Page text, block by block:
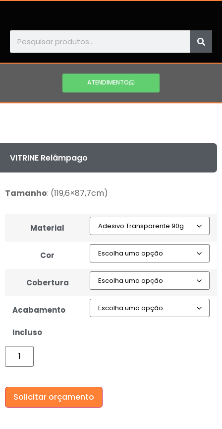
ATENDIMENTO
VITRINE Relâmpago
Tamanho: (119,6×87,7cm)
Material
Cor
Cobertura
Acabamento
Incluso
Solicitar orçamento